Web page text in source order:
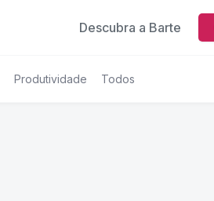
Descubra a Barte
Produtividade Todos